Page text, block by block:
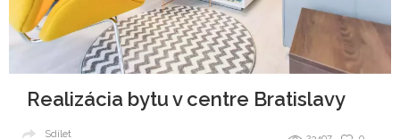
Realizácia bytu v centre Bratislavy
Sdílet